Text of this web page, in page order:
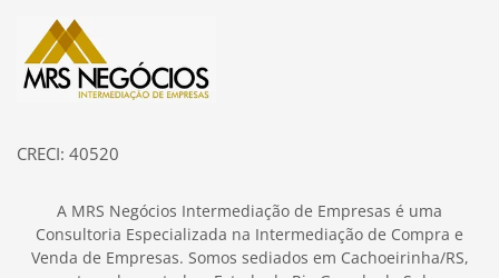
Página inicial
CRECI: 40520
A MRS Negócios Intermediação de Empresas é uma
Consultoria Especializada na Intermediação de Compra e
Venda de Empresas. Somos sediados em Cachoeirinha/RS,